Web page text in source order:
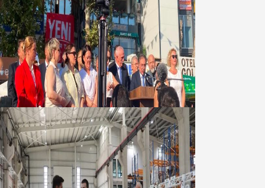
Yeni Parti Bandırma Teşkilatı kuruldu
06 Ağustos 2026